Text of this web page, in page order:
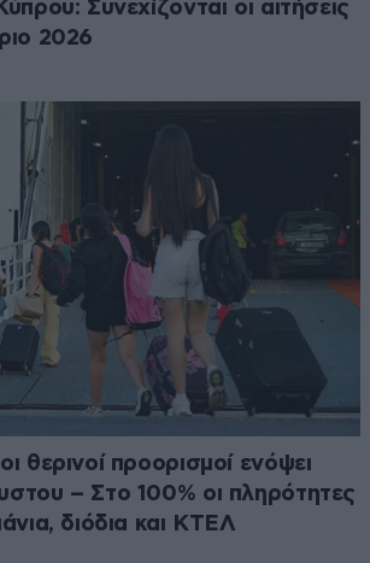
Συνεχίζονται οι αιτήσεις
2026
θερινοί προορισμοί ενόψει
– Στο 100% οι πληρότητες
διόδια και ΚΤΕΛ